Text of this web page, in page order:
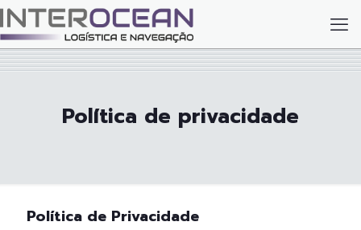
Política de privacidade
Política de Privacidade